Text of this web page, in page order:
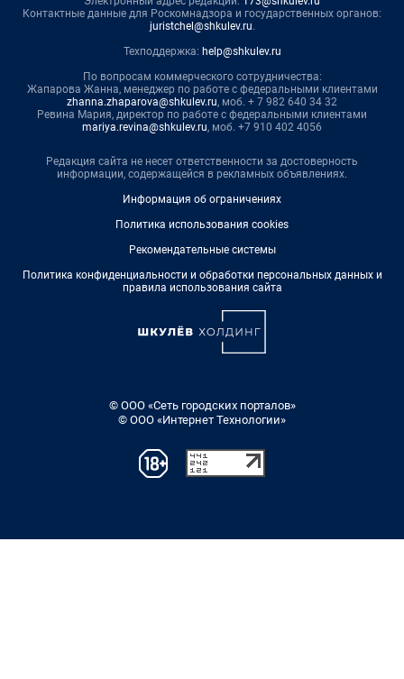
Контактные данные для Роскомнадзора и государственных органов:
juristchel@shkulev.ru.
Техподдержка: help@shkulev.ru
По вопросам коммерческого сотрудничества:
Жапарова Жанна, менеджер по работе с федеральными клиентами
zhanna.zhaparova@shkulev.ru, моб. + 7 982 640 34 32
Ревина Мария, директор по работе с федеральными клиентами
mariya.revina@shkulev.ru, моб. +7 910 402 4056
Редакция сайта не несет ответственности за достоверность
информации, содержащейся в рекламных объявлениях.
Информация об ограничениях
Политика использования cookies
Рекомендательные системы
Политика конфиденциальности и обработки персональных данных и
правила использования сайта
© ООО «Сеть городских порталов»
© ООО «Интернет Технологии»